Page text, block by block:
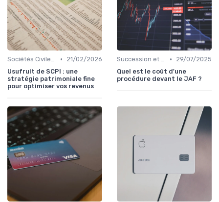
Sociétés Civiles de Placement Immobilier (SCPI) •
21/02/2026
Usufruit de SCPI : une
stratégie patrimoniale fine
pour optimiser vos revenus
Succession et Transmission de Patrimoine •
29/07/2025
Quel est le coût d'une
procédure devant le JAF ?